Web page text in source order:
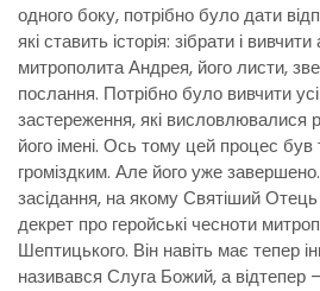
одного боку, потрібно було дати
які ставить історія: зібрати і
митрополита Андрея, його листи,
послання. Потрібно було вивчити
застереження, які висловлювалися
його імені. Ось тому цей процес був
громіздким. Але його уже
засідання, на якому Святіший
декрет про геройські чесноти
Шептицького. Він навіть має тепер
називався Слуга Божий, а відтепер